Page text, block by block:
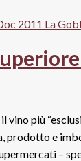
il vino più
prodotto e
–